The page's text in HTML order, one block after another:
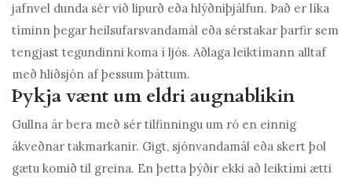
jafnvel dunda sér við lipurð eða hlýðniþjálfun. Það er líka
tíminn þegar heilsufarsvandamál eða sérstakar þarfir sem
tengjast tegundinni koma í ljós. Aðlaga leiktímann alltaf
með hliðsjón af þessum þáttum.
Þykja vænt um eldri augnablikin
Gullna ár bera með sér tilfinningu um ró en einnig
ákveðnar takmarkanir. Gigt, sjónvandamál eða skert þol
gætu komið til greina. En þetta þýðir ekki að leiktími ætti